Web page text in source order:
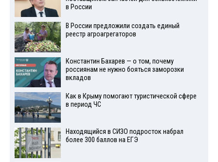
в России
В России предложили создать единый
реестр агроагрегаторов
Константин Бахарев — о том, почему
россиянам не нужно бояться заморозки
вкладов
Как в Крыму помогают туристической сфере
в период ЧС
Находящийся в СИЗО подросток набрал
более 300 баллов на ЕГЭ